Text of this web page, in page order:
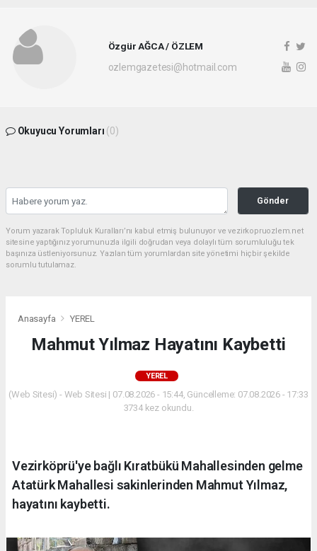
Özgür AĞCA / ÖZLEM
ozlemgazetesi@hotmail.com
Okuyucu Yorumları (0)
Gönder
Yorum yazarak Topluluk Kuralları’nı kabul etmiş bulunuyor ve vezirkopruozlem.net
sitesine yaptığınız yorumunuzla ilgili doğrudan veya dolaylı tüm sorumluluğu tek
başınıza üstleniyorsunuz. Yazılan tüm yorumlardan site yönetimi hiçbir şekilde
sorumlu tutulamaz.
Anasayfa YEREL
Mahmut Yılmaz Hayatını Kaybetti
YEREL
(Web Sitesi) - Web Sitesi | 07.08.2026 - 15:44, Güncelleme: 07.08.2026 - 17:33
3734 kez okundu.
Vezirköprü'ye bağlı Kıratbükü Mahallesinden gelme
Atatürk Mahallesi sakinlerinden Mahmut Yılmaz,
hayatını kaybetti.